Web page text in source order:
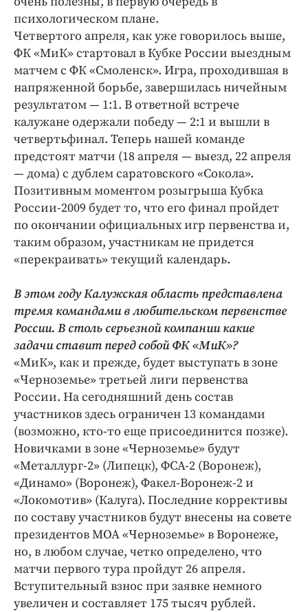
психологическом плане.
Четвертого апреля, как уже говорилось выше,
ФК «МиК» стартовал в Кубке России выездным
матчем с ФК «Смоленск». Игра, проходившая в
напряженной борьбе, завершилась ничейным
результатом — 1:1. В ответной встрече
калужане одержали победу — 2:1 и вышли в
четвертьфинал. Теперь нашей команде
предстоят матчи (18 апреля — выезд, 22 апреля
— дома) с дублем саратовского «Сокола».
Позитивным моментом розыгрыша Кубка
России-2009 будет то, что его финал пройдет
по окончании официальных игр первенства и,
таким образом, участникам не придется
«перекраивать» текущий календарь.
В этом году Калужская область представлена
тремя командами в любительском первенстве
России. В столь серьезной компании какие
задачи ставит перед собой ФК «МиК»?
«МиК», как и прежде, будет выступать в зоне
«Черноземье» третьей лиги первенства
России. На сегодняшний день состав
участников здесь ограничен 13 командами
(возможно, кто-то еще присоединится позже).
Новичками в зоне «Черноземье» будут
«Металлург-2» (Липецк), ФСА-2 (Воронеж),
«Динамо» (Воронеж), Факел-Воронеж-2 и
«Локомотив» (Калуга). Последние коррективы
по составу участников будут внесены на совете
президентов МОА «Черноземье» в Воронеже,
но, в любом случае, четко определено, что
матчи первого тура пройдут 26 апреля.
Вступительный взнос при заявке немного
увеличен и составляет 175 тысяч рублей.